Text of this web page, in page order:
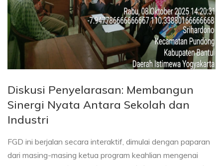
Diskusi Penyelarasan: Membangun
Sinergi Nyata Antara Sekolah dan
Industri
FGD ini berjalan secara interaktif, dimulai dengan paparan
dari masing-masing ketua program keahlian mengenai